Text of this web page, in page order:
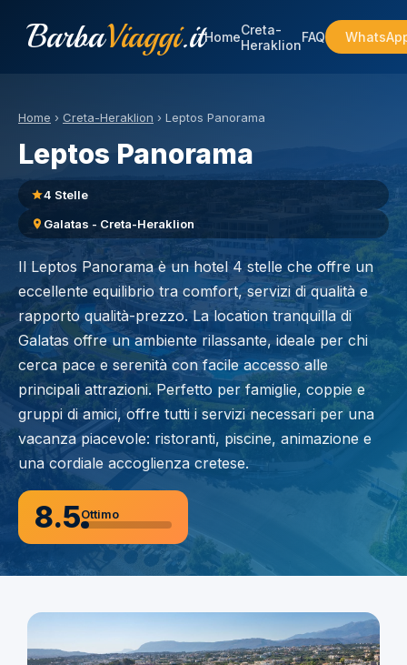
BarbaViaggi.itHomeCreta-
HeraklionFAQ
Home › Creta-Heraklion › Leptos Panorama
Leptos Panorama
4 Stelle
Galatas - Creta-Heraklion
Il Leptos Panorama è un hotel 4 stelle che offre un
eccellente equilibrio tra comfort, servizi di qualità e
rapporto qualità-prezzo. La location tranquilla di
Galatas offre un ambiente rilassante, ideale per chi
cerca pace e serenità con facile accesso alle
principali attrazioni. Perfetto per famiglie, coppie e
gruppi di amici, offre tutti i servizi necessari per una
vacanza piacevole: ristoranti, piscine, animazione e
una cordiale accoglienza cretese.
8.5Ottimo